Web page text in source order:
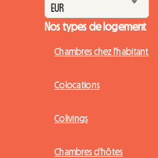
Nos types de logement
Chambres chez l'habitant
Colocations
Colivings
Chambres d'hôtes